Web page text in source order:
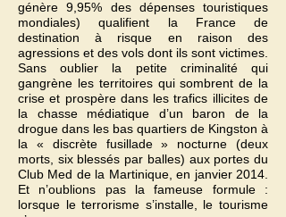
génère 9,95% des dépenses touristiques
mondiales) qualifient la France de
destination à risque en raison des
agressions et des vols dont ils sont victimes.
Sans oublier la petite criminalité qui
gangrène les territoires qui sombrent de la
crise et prospère dans les trafics illicites de
la chasse médiatique d’un baron de la
drogue dans les bas quartiers de Kingston à
la « discrète fusillade » nocturne (deux
morts, six blessés par balles) aux portes du
Club Med de la Martinique, en janvier 2014.
Et n’oublions pas la fameuse formule :
lorsque le terrorisme s’installe, le tourisme